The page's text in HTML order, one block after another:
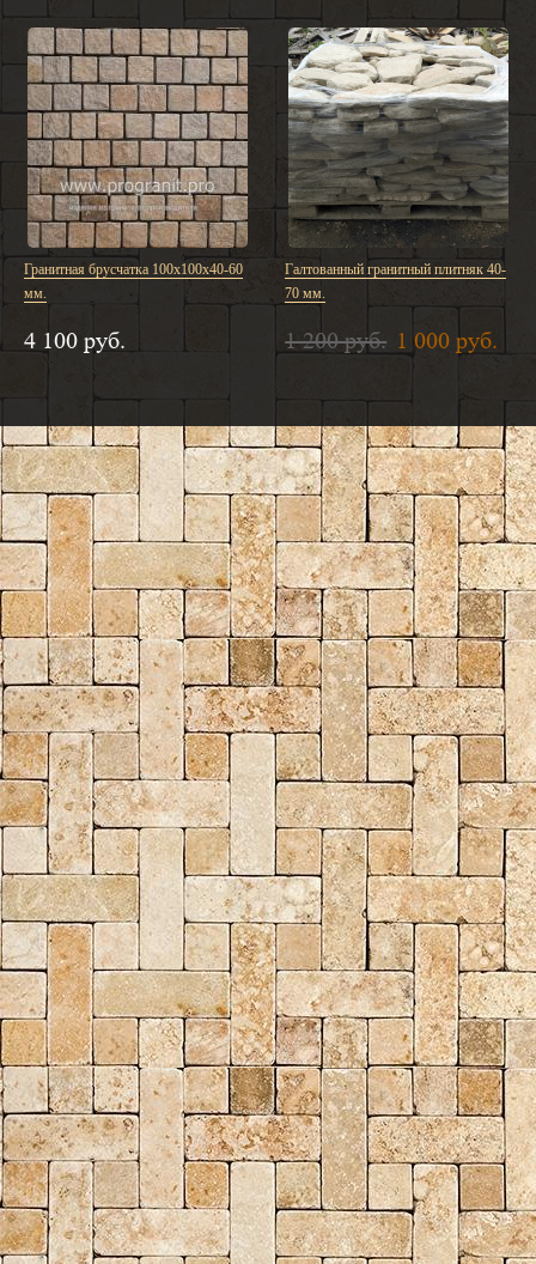
Гранитная брусчатка 100х100х40-60
мм.
4 100 руб.
Галтованный гранитный плитняк 40-
70 мм.
1 200 руб. 1 000 руб.